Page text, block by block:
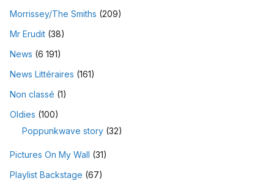
Morrissey/The Smiths (209)
Mr Erudit (38)
News (6 191)
News Littéraires (161)
Non classé (1)
Oldies (100)
Poppunkwave story (32)
Pictures On My Wall (31)
Playlist Backstage (67)